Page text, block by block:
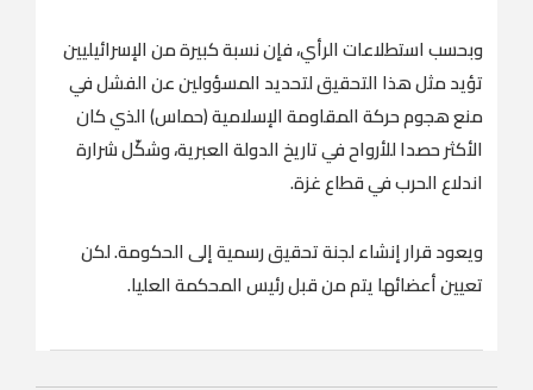
وبحسب استطلاعات الرأي، فإن نسبة كبيرة من الإسرائيليين
تؤيد مثل هذا التحقيق لتحديد المسؤولين عن الفشل في
منع هجوم حركة المقاومة الإسلامية (حماس) الذي كان
الأكثر حصدا للأرواح في تاريخ الدولة العبرية، وشكّل شرارة
اندلاع الحرب في قطاع غزة.
ويعود قرار إنشاء لجنة تحقيق رسمية إلى الحكومة. لكن
تعيين أعضائها يتم من قبل رئيس المحكمة العليا.